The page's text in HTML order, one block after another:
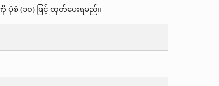
(၁၀) ဖြင့် ထုတ်ပေးရမည်။